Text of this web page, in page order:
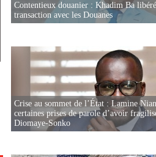
Contentieux douanier : Khadim Ba
transaction avec les Douanes
Crise au sommet de l’État : Lamine
certaines prises de parole d’avoir
Diomaye-Sonko